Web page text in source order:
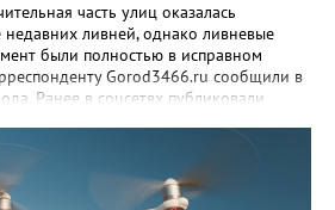
часть улиц оказалась
недавних ливней, однако ливневые
были полностью в исправном
Gorod3466.ru сообщили в
Ранее в соцсетях публиковали
причем, даже на недавно